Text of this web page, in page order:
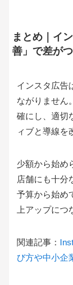
まとめ｜イ
善」で差がつ
インスタ広告
ながりません
確にし、適切
ィブと導線を
少額から始め
店舗にも十分
予算から始め
上アップにつ
関連記事：
び方や中小企